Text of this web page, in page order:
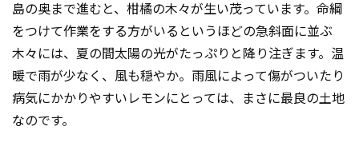
島の奥まで進むと、柑橘の木々が生い茂っています。命綱
をつけて作業をする方がいるというほどの急斜面に並ぶ
木々には、夏の間太陽の光がたっぷりと降り注ぎます。温
暖で雨が少なく、風も穏やか。雨風によって傷がついたり
病気にかかりやすいレモンにとっては、まさに最良の土地
なのです。